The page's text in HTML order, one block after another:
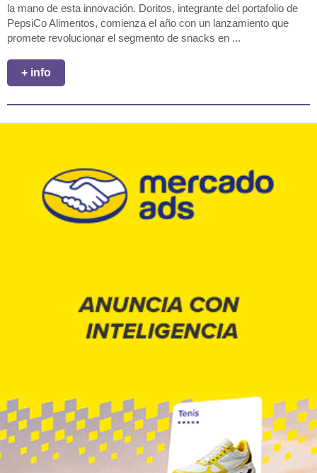
la mano de esta innovación. Doritos, integrante del portafolio de
PepsiCo Alimentos, comienza el año con un lanzamiento que
promete revolucionar el segmento de snacks en ...
+ info